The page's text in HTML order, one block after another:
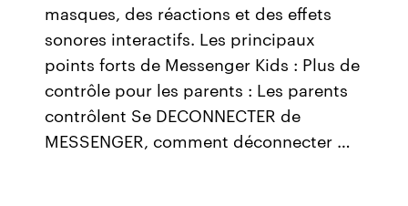
masques, des réactions et des effets
sonores interactifs. Les principaux
points forts de Messenger Kids : Plus de
contrôle pour les parents : Les parents
contrôlent Se DECONNECTER de
MESSENGER, comment déconnecter …